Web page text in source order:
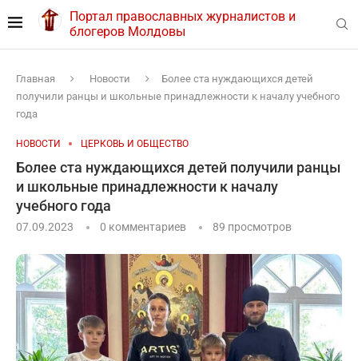
Портал православных журналистов и
блогеров Молдовы
Главная Новости
Более ста нуждающихся детей
получили ранцы и школьные принадлежности к началу учебного
года
НОВОСТИ ЦЕРКОВЬ И ОБЩЕСТВО
Более ста нуждающихся детей получили ранцы
и школьные принадлежности к началу
учебного года
07.09.2023 0 комментариев 89 просмотров